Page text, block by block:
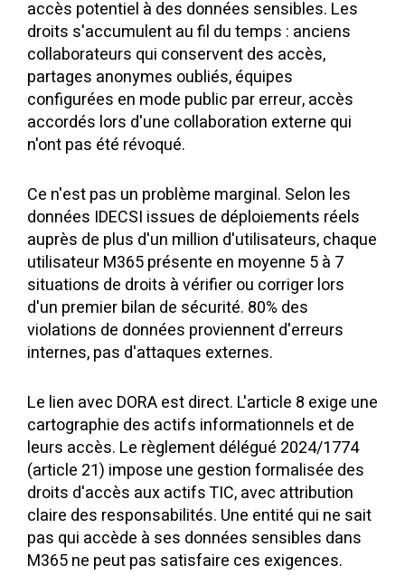
accès potentiel à des données sensibles. Les
droits s'accumulent au fil du temps : anciens
collaborateurs qui conservent des accès,
partages anonymes oubliés, équipes
configurées en mode public par erreur, accès
accordés lors d'une collaboration externe qui
n'ont pas été révoqué.
Ce n'est pas un problème marginal. Selon les
données IDECSI issues de déploiements réels
auprès de plus d'un million d'utilisateurs, chaque
utilisateur M365 présente en moyenne 5 à 7
situations de droits à vérifier ou corriger lors
d'un premier bilan de sécurité. 80% des
violations de données proviennent d'erreurs
internes, pas d'attaques externes.
Le lien avec DORA est direct. L'article 8 exige une
cartographie des actifs informationnels et de
leurs accès. Le règlement délégué 2024/1774
(article 21) impose une gestion formalisée des
droits d'accès aux actifs TIC, avec attribution
claire des responsabilités. Une entité qui ne sait
pas qui accède à ses données sensibles dans
M365 ne peut pas satisfaire ces exigences.